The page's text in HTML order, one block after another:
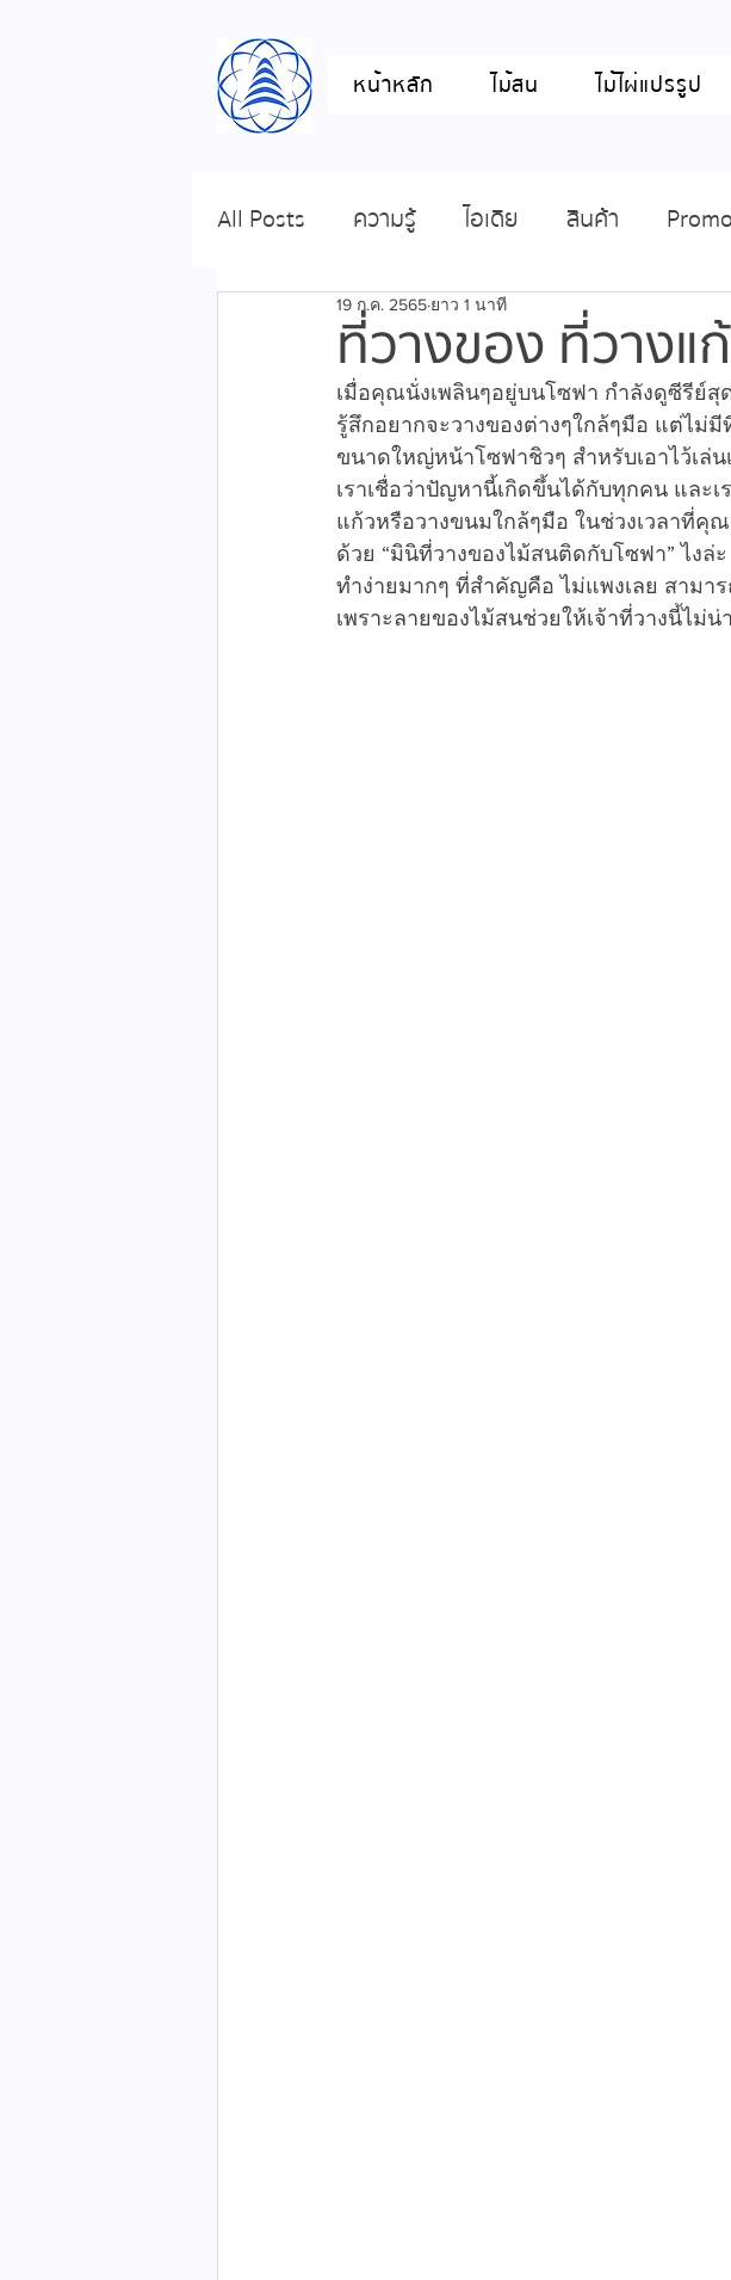
หน้าหลัก ไม้สน ไม้ไผ่แปรรูป
All Posts ความรู้ ไอเดีย สินค้า
ที่วางของ ที่วางแ
19 ก.ค. 2565 ยาว 1 นาที
เมื่อคุณนั่งเพลินๆอยู่บนโซฟา กำลังดูซีรีย์
รู้สึกอยากจะวางของต่างๆใกล้ๆมือ แต่ไม่
ขนาดใหญ่หน้าโซฟาชิวๆ สำหรับเอาไว้เล่
เราเชื่อว่าปัญหานี้เกิดขึ้นได้กับทุกคน และ
แก้วหรือวางขนมใกล้ๆมือ ในช่วงเวลาที่คุ
ด้วย “มินิที่วางของไม้สนติดกับโซฟา” ไงล่ะ
ทำง่ายมากๆ ที่สำคัญคือ ไม่แพงเลย สามา
เพราะลายของไม้สนช่วยให้เจ้าที่วางนี้ไม่น่